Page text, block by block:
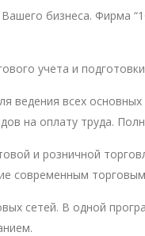
бизнеса. Фирма
учета и
ведения всех
на оплату труда.
и розничной
современным
сетей. В одной